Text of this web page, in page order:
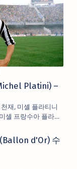
Platini) –
재, 미셸 플라티니
셸 프랑수아 플라티
국적 : 프랑스 포
별명 : Le Roi
주요 클럽) AS 낭시…
d'Or) 수